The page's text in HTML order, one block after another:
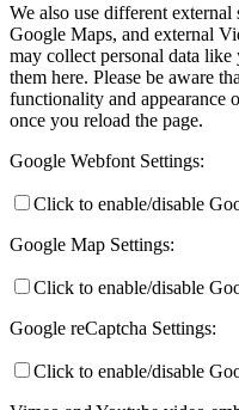
We also use different
Google Maps, and external
may collect personal data
them here. Please be aware
functionality and appearance
once you reload the page.
Google Webfont Settings:
Click to enable/disable
Google Map Settings:
Click to enable/disable
Google reCaptcha Settings:
Click to enable/disable